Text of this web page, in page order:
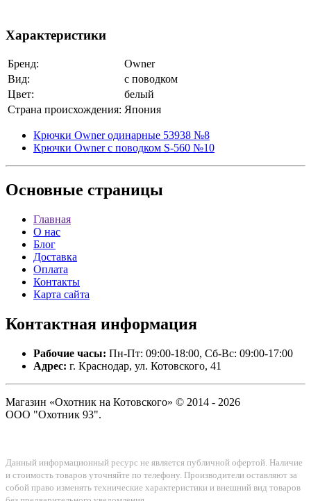
Характеристики
Бренд:
Owner
Вид:
с поводком
Цвет:
белый
Страна происхождения: Япония
Крючки Owner одинарные 53938 №8
Крючки Owner с поводком S-560 №10
Основные страницы
Главная
О нас
Блог
Доставка
Оплата
Контакты
Карта сайта
Контактная информация
Рабочие часы: Пн-Пт: 09:00-18:00, Сб-Вс: 09:00-17:00
Адрес: г. Краснодар, ул. Котовского, 41
Магазин «Охотник на Котовского» © 2014 - 2026
ООО "Охотник 93".
Данный информационный ресурс не является публичной офертой. Наличие
и стоимость товаров уточняйте по телефону. Производители оставляют за
собой право изменять технические характеристики и внешний вид товаров